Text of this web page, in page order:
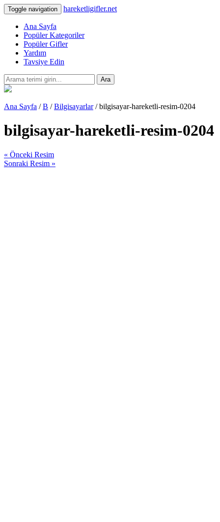
Toggle navigation hareketligifler.net
Ana Sayfa
Popüler Kategoriler
Popüler Gifler
Yardım
Tavsiye Edin
Ara
Ana Sayfa /B /Bilgisayarlar/ bilgisayar-hareketli-resim-0204
bilgisayar-hareketli-resim-0204
« Önceki Resim
Sonraki Resim »